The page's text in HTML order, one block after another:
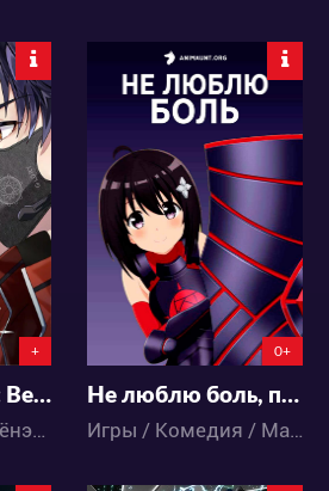
+
Аватар короля: Вершина славы
Игры / Экшен / Сёнэн / Аниме
42414
19 92
0+
Не люблю боль, поэтому собираюсь вложить всё в защиту
Игры / Комедия / Магия / Пародия / Приключения / Экшен / Аниме